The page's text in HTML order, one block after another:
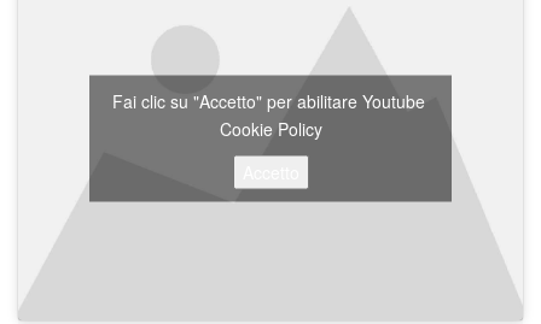
Fai clic su "Accetto" per abilitare Youtube
Cookie Policy